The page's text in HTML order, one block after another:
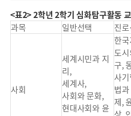
<표2> 2학년 2학기 심화탐구활동
과목
일반선택 진
사회
세계시민과 지
리,
세계사,
사회와 문화,
현대사회와 윤
한
도
구,
사
법
제,